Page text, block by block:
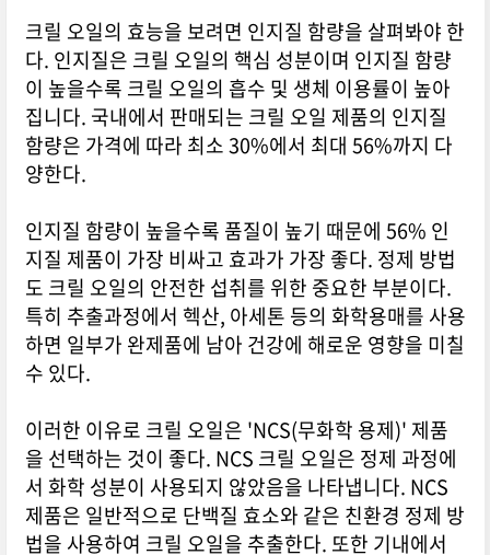
크릴 오일의 효능을 보려면 인지질 함량을 살펴봐야 한
다. 인지질은 크릴 오일의 핵심 성분이며 인지질 함량
이 높을수록 크릴 오일의 흡수 및 생체 이용률이 높아
집니다. 국내에서 판매되는 크릴 오일 제품의 인지질
함량은 가격에 따라 최소 30%에서 최대 56%까지 다
양한다.
인지질 함량이 높을수록 품질이 높기 때문에 56% 인
지질 제품이 가장 비싸고 효과가 가장 좋다. 정제 방법
도 크릴 오일의 안전한 섭취를 위한 중요한 부분이다.
특히 추출과정에서 헥산, 아세톤 등의 화학용매를 사용
하면 일부가 완제품에 남아 건강에 해로운 영향을 미칠
수 있다.
이러한 이유로 크릴 오일은 'NCS(무화학 용제)' 제품
을 선택하는 것이 좋다. NCS 크릴 오일은 정제 과정에
서 화학 성분이 사용되지 않았음을 나타냅니다. NCS
제품은 일반적으로 단백질 효소와 같은 친환경 정제 방
법을 사용하여 크릴 오일을 추출한다. 또한 기내에서